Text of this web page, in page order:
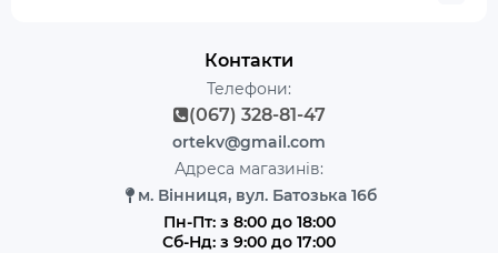
Контакти
Телефони:
(067) 328-81-47
ortekv@gmail.com
Адреса магазинів:
м. Вінниця, вул. Батозька 16б
Пн-Пт: з 8:00 до 18:00
Сб-Нд: з 9:00 до 17:00